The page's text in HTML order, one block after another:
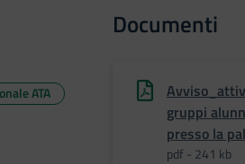
Documenti
gruppi
presso la
pdf - 241 kb
ATA